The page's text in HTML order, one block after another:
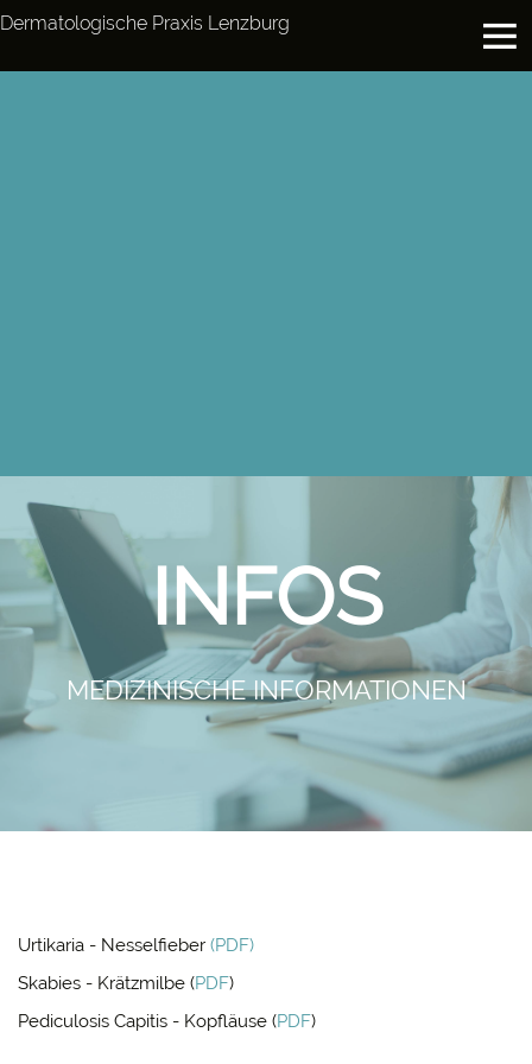
Dermatologische Praxis Lenzburg
INFOS
MEDIZINISCHE INFORMATIONEN
Urtikaria - Nesselfieber (PDF)
Skabies - Krätzmilbe (PDF)
Pediculosis Capitis - Kopfläuse (PDF)